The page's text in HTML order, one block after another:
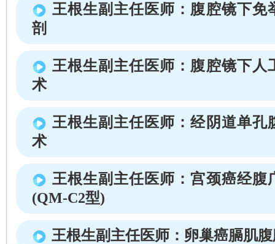
王根生副主任医师：腹腔镜下免
剖
王根生副主任医师：腹腔镜下人
术
王根生副主任医师：经阴道单孔
术
王根生副主任医师：宫颈癌经腹
(QM-C2型)
王根生副主任医师：卵巢癌膈肌